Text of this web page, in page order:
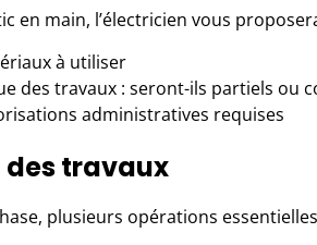
en main, l’électricien vous
à utiliser
des travaux : seront-ils partiels ou
administratives requises
des travaux
plusieurs opérations